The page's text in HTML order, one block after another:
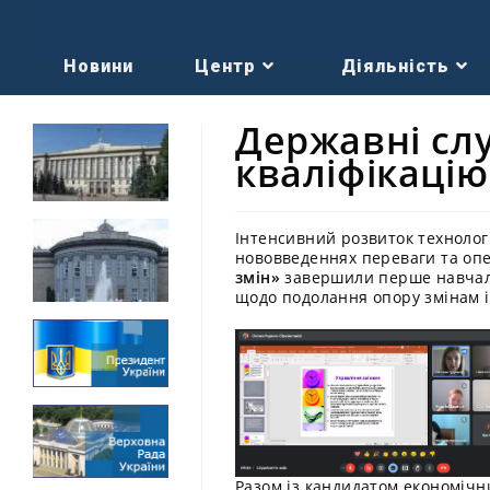
Новини Центр Діяльність
Державні
Інтенсивний розвиток
нововведеннях переваги та
змін» завершили перше
щодо подолання опору змінам
Разом із кандидатом